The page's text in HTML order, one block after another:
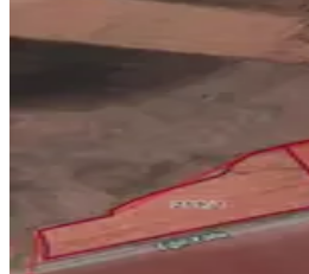
Eğil, Kalkan Mahallesi
23000 m²·522/m²
12.000.000 ₺
TUNÇLAR KURUMSAL